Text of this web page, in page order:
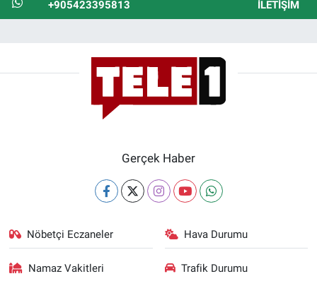
+905423395813 İLETIŞIM
Gerçek Haber
Nöbetçi Eczaneler Hava Durumu
Namaz Vakitleri Trafik Durumu